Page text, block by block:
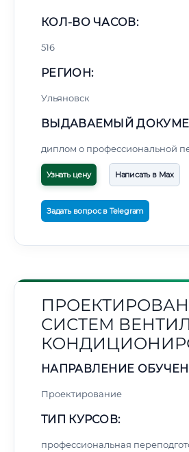
КОЛ-ВО ЧАСОВ:
516
РЕГИОН:
Ульяновск
ВЫДАВАЕМЫЙ
диплом о профессиональной
Узнать цену Написать в Max
Задать вопрос в Telegram
СИСТЕМ
НАПРАВЛЕНИЕ
Проектирование
ТИП КУРСОВ:
профессиональная